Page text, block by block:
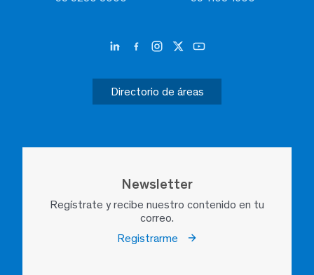
Directorio de áreas
Newsletter
Regístrate y recibe nuestro contenido en tu
correo.
Registrarme